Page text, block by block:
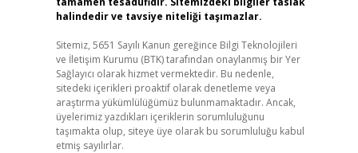
halindedir ve tavsiye niteliği taşımazlar.
Sitemiz, 5651 Sayılı Kanun gereğince Bilgi Teknolojileri
ve İletişim Kurumu (BTK) tarafından onaylanmış bir Yer
Sağlayıcı olarak hizmet vermektedir. Bu nedenle,
sitedeki içerikleri proaktif olarak denetleme veya
araştırma yükümlülüğümüz bulunmamaktadır. Ancak,
üyelerimiz yazdıkları içeriklerin sorumluluğunu
taşımakta olup, siteye üye olarak bu sorumluluğu kabul
etmiş sayılırlar.